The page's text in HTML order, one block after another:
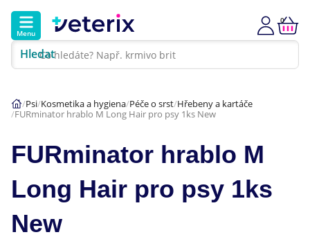
Menu
Hledat
0
Hlavní kategorie
Akce
Kočky
Psi Kosmetika a hygiena Péče o srst Hřebeny a kartáče
FURminator hrablo M Long Hair pro psy 1ks New
FURminator hrablo M
Long Hair pro psy 1ks
New